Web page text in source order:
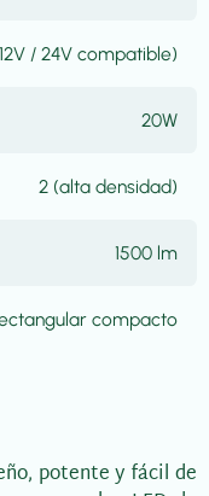
/ 24V compatible)
20W
2 (alta densidad)
1500 lm
compacto
potente y fácil de